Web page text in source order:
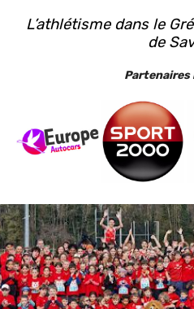
L’athlétisme dans le
de
Partenaires